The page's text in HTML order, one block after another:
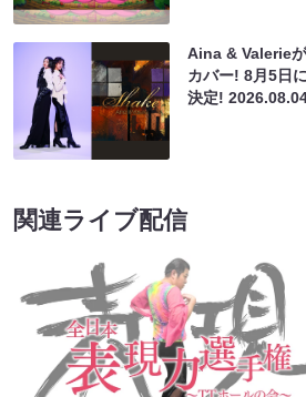
Aina & Valerie
カバー! 8月5日
決定!
関連ライブ配信